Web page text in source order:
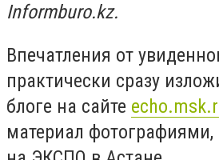
Informburo.kz.
Впечатления от
практически сразу
блоге на сайте
материал